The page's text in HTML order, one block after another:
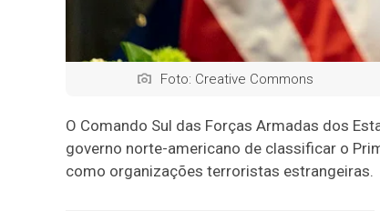
Foto: Creative Commons
O Comando Sul das Forças Armadas dos
governo norte-americano de classificar o
como organizações terroristas estrangeiras.